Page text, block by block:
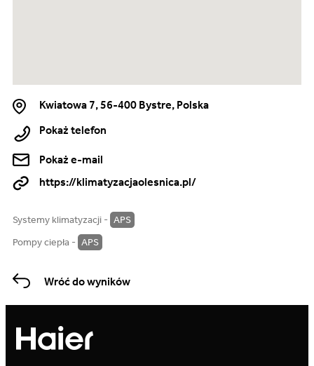
Kwiatowa 7, 56-400 Bystre, Polska
Pokaż telefon
https://klimatyzacjaolesnica.pl/
Pokaż e-mail
Systemy klimatyzacji - APS
Pompy ciepła - APS
Wróć do wyników